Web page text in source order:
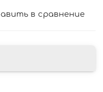
в сравнение